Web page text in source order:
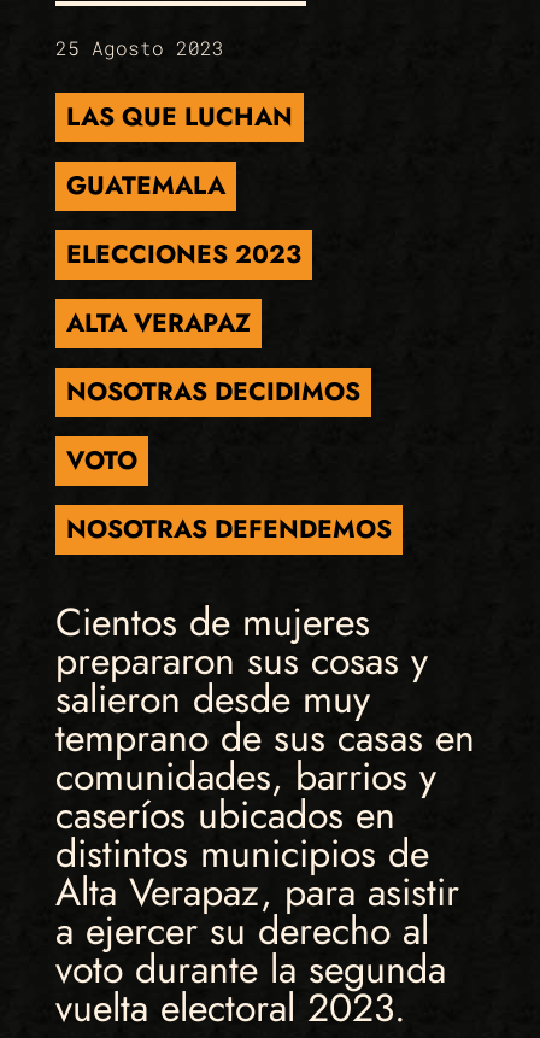
25 Agosto 2023
LAS QUE LUCHAN
GUATEMALA
ELECCIONES 2023
ALTA VERAPAZ
NOSOTRAS DECIDIMOS
VOTO
NOSOTRAS DEFENDEMOS
Cientos de mujeres
prepararon sus cosas y
salieron desde muy
temprano de sus casas en
comunidades, barrios y
caseríos ubicados en
distintos municipios de
Alta Verapaz, para asistir
a ejercer su derecho al
voto durante la segunda
vuelta electoral 2023.